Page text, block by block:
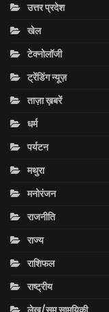
उत्तर प्रदेश
खेल
टेक्नोलॉजी
ट्रेंडिंग न्यूज़
ताज़ा ख़बरें
धर्म
पर्यटन
मथुरा
मनोरंजन
राजनीति
राज्य
राशिफल
राष्ट्रीय